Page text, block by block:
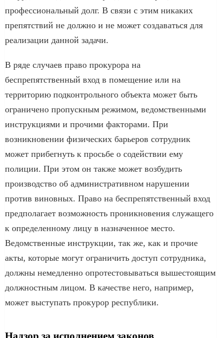
профессиональный долг. В связи с этим никаких
препятствий не должно и не может создаваться для
реализации данной задачи.
В ряде случаев право прокурора на
беспрепятственный вход в помещение или на
территорию подконтрольного объекта может быть
ограничено пропускным режимом, ведомственными
инструкциями и прочими факторами. При
возникновении физических барьеров сотрудник
может прибегнуть к просьбе о содействии ему
полиции. При этом он также может возбудить
производство об административном нарушении
против виновных. Право на беспрепятственный вход
предполагает возможность проникновения служащего
к определенному лицу в назначенное место.
Ведомственные инструкции, так же, как и прочие
акты, которые могут ограничить доступ сотрудника,
должны немедленно опротестовываться вышестоящим
должностным лицом. В качестве него, например,
может выступать прокурор республики.